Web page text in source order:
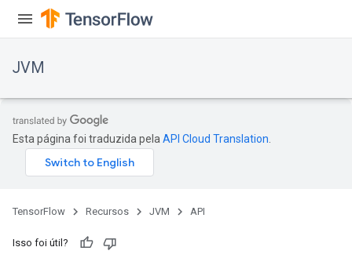
JVM
Esta página foi traduzida pela API Cloud Translation
TensorFlow Recursos JVM API
Isso foi útil?